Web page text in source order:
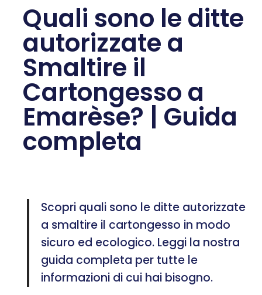
Quali sono le ditte
autorizzate a
Smaltire il
Cartongesso a
Emarèse? | Guida
completa
Scopri quali sono le ditte autorizzate
a smaltire il cartongesso in modo
sicuro ed ecologico. Leggi la nostra
guida completa per tutte le
informazioni di cui hai bisogno.